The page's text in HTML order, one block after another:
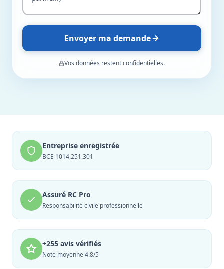
Envoyer ma demande
Vos données restent confidentielles.
Entreprise enregistrée
BCE 1014.251.301
Assuré RC Pro
Responsabilité civile professionnelle
+255 avis vérifiés
Note moyenne 4.8/5